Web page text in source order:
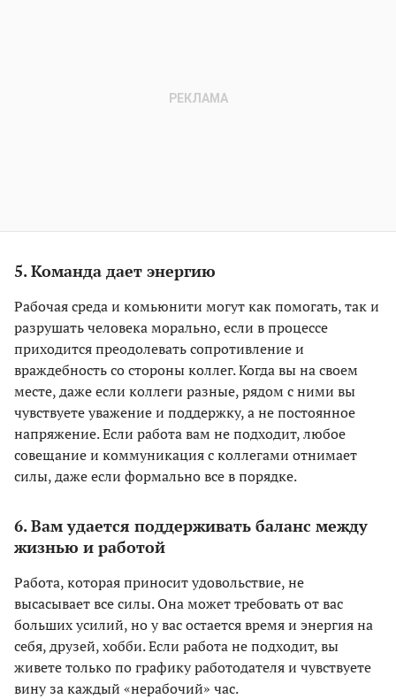
5. Команда дает энергию
Рабочая среда и комьюнити могут как помогать, так и
разрушать человека морально, если в процессе
приходится преодолевать сопротивление и
враждебность со стороны коллег. Когда вы на своем
месте, даже если коллеги разные, рядом с ними вы
чувствуете уважение и поддержку, а не постоянное
напряжение. Если работа вам не подходит, любое
совещание и коммуникация с коллегами отнимает
силы, даже если формально все в порядке.
6. Вам удается поддерживать баланс между
жизнью и работой
Работа, которая приносит удовольствие, не
высасывает все силы. Она может требовать от вас
больших усилий, но у вас остается время и энергия на
себя, друзей, хобби. Если работа не подходит, вы
живете только по графику работодателя и чувствуете
вину за каждый «нерабочий» час.